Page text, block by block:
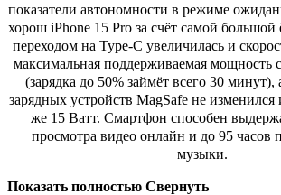
показатели автономности в режиме
хорош iPhone 15 Pro за счёт самой большой
переходом на Type-C увеличилась и
максимальная поддерживаемая мощность
(зарядка до 50% займёт всего 30 минут),
зарядных устройств MagSafe не изменился
же 15 Ватт. Смартфон способен
просмотра видео онлайн и до 95 часов
музыки.
Показать полностью Свернуть